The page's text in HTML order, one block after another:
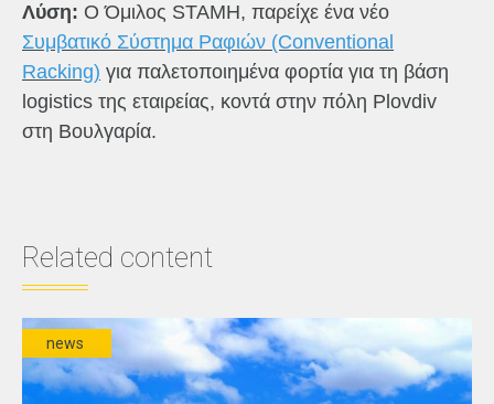
Λύση: Ο Όμιλος STAMH, παρείχε ένα νέο
Συμβατικό Σύστημα Ραφιών (Conventional
Racking) για παλετοποιημένα φορτία για τη βάση
logistics της εταιρείας, κοντά στην πόλη Plovdiv
στη Βουλγαρία.
Related content
news